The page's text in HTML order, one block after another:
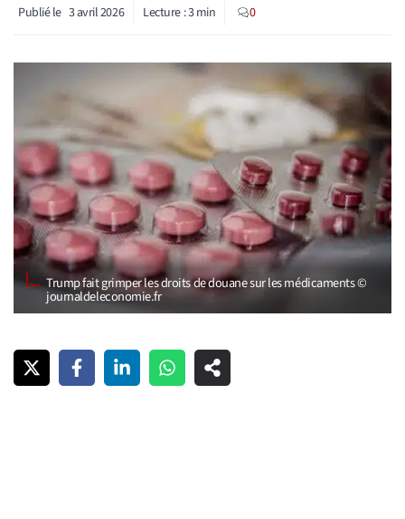
Publié le 3 avril 2026 Lecture :3min 0
Trump fait grimper les droits de douane sur les médicaments ©
journaldeleconomie.fr